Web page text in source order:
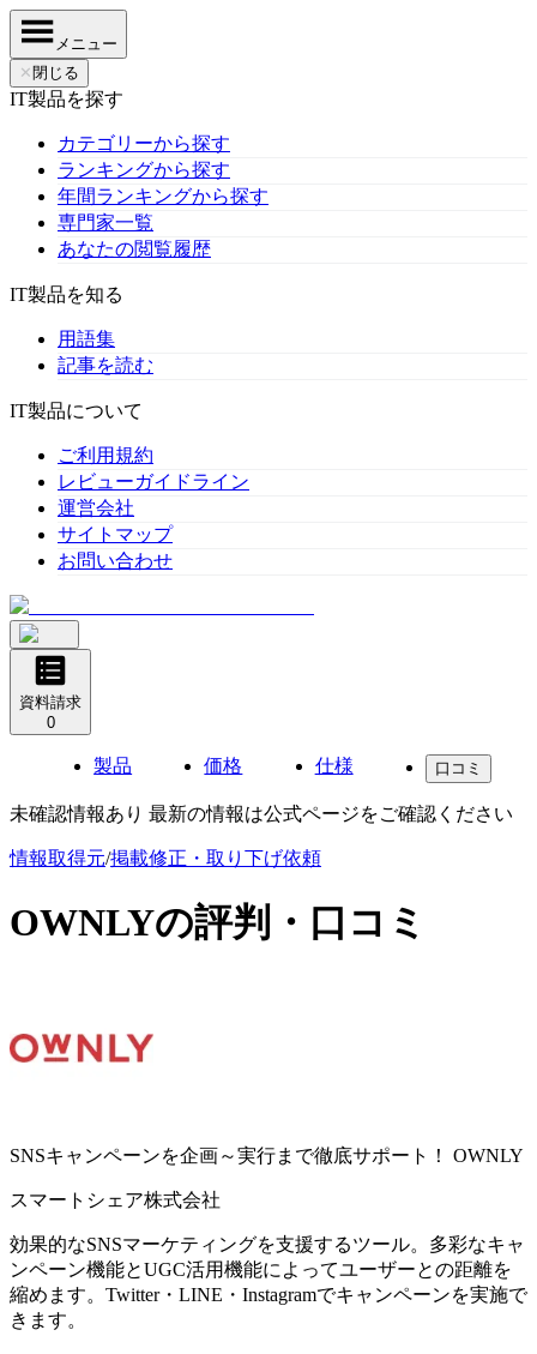
メニュー
✕ 閉じる
IT製品を探す
カテゴリーから探す
ランキングから探す
年間ランキングから探す
専門家一覧
あなたの閲覧履歴
IT製品を知る
用語集
記事を読む
IT製品について
ご利用規約
レビューガイドライン
運営会社
サイトマップ
お問い合わせ
資料請求
0
製品 価格 仕様 口コミ
未確認情報あり 最新の情報は公式ページをご確認ください
情報取得元/掲載修正・取り下げ依頼
OWNLYの評判・口コミ
SNSキャンペーンを企画～実行まで徹底サポート！ OWNLY
スマートシェア株式会社
効果的なSNSマーケティングを支援するツール。多彩なキャ
ンペーン機能とUGC活用機能によってユーザーとの距離を
縮めます。Twitter・LINE・Instagramでキャンペーンを実施で
きます。